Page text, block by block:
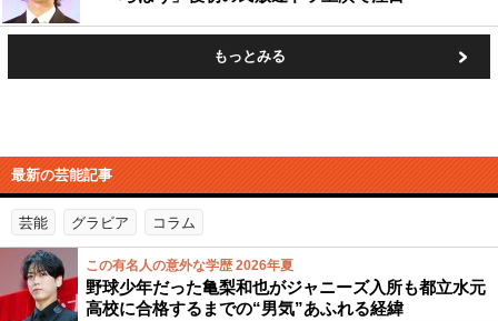
もっとみる
最新の芸能記事
芸能 グラビア コラム
この有名人の意外な学歴 2026年夏
野球少年だった亀梨和也がジャニーズ入所も都立水元
高校に合格するまでの“男気”あふれる経緯